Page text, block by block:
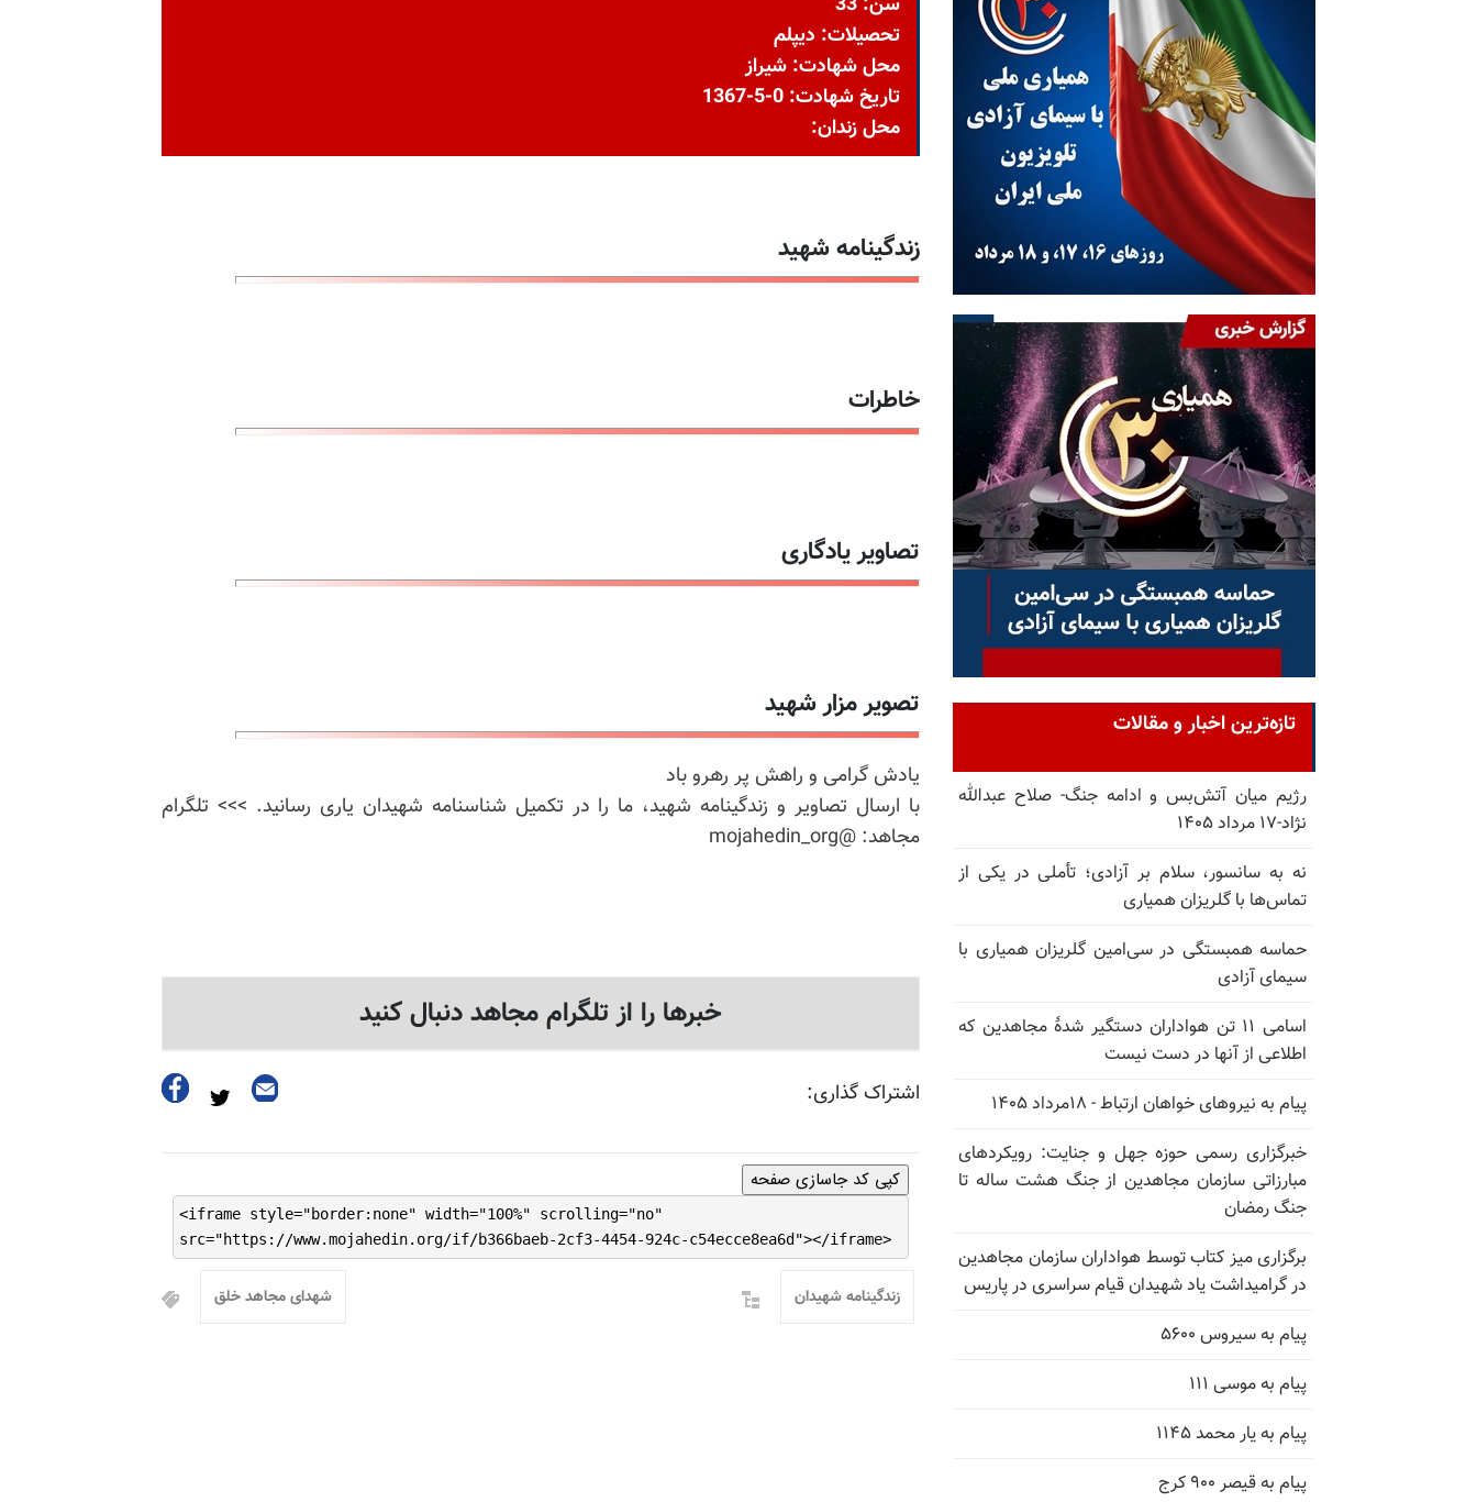
تحصیلات: دیپلم
محل شهادت: شیراز
تاریخ شهادت: 0-5-1367
محل زندان:
زندگینامه شهید
خاطرات
تصاویر یادگاری
تصویر مزار شهید
یادش گرامی و راهش پر رهرو باد
با ارسال تصاویر و زندگینامه شهید، ما را در تکمیل شناسنامه شهیدان یاری رسانید. >>> تلگرام
مجاهد: @mojahedin_org
خبرها را از تلگرام مجاهد دنبال کنید
اشتراک گذاری:
کپی کد جاسازی صفحه
<iframe style="border:none" width="100%" scrolling="no"
src="https://www.mojahedin.org/if/b366baeb-2cf3-4454-924c-c54ecce8ea6d"></iframe>
شهدای مجاهد خلق زندگینامه شهیدان
تازه‌ترین اخبار و مقالات
رژیم میان آتش‌بس و ادامه جنگ- صلاح عبدالله
نژاد-۱۷ مرداد ۱۴۰۵
نه به سانسور، سلام بر آزادی؛ تأملی در یکی از
تماس‌ها با گلریزان همیاری
حماسه همبستگی در سی‌امین گلریزان همیاری با
سیمای آزادی
اسامی ۱۱ تن هواداران دستگیر شدهٔ مجاهدین که
اطلاعی از آنها در دست نیست
پیام به نیروهای خواهان ارتباط - ۱۸مرداد ۱۴۰۵
خبرگزاری رسمی حوزه جهل و جنایت: رویکردهای
مبارزاتی سازمان مجاهدین از جنگ هشت ساله تا
جنگ رمضان
برگزاری میز کتاب توسط هواداران سازمان مجاهدین
در گرامیداشت یاد شهیدان قیام سراسری در پاریس
پیام به سیروس ۵۶۰۰
پیام به موسی ۱۱۱
پیام به یار محمد ۱۱۴۵
پیام به قیصر ۹۰۰ کرج